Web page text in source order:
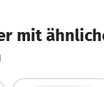
mit